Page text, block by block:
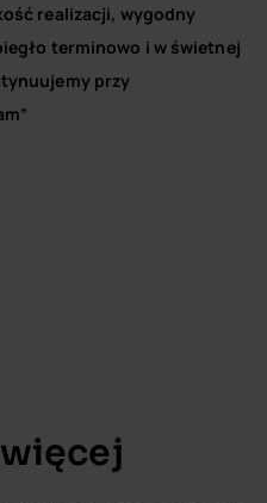
realizacji, wygodny
terminowo i w świetnej
przy